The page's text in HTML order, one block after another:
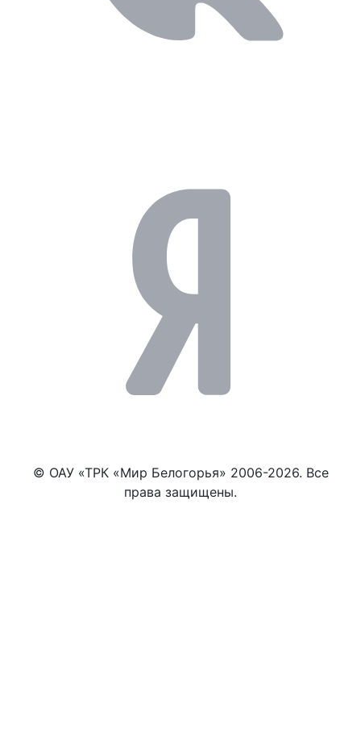
© ОАУ «ТРК «Мир Белогорья» 2006-2026. Все
права защищены.